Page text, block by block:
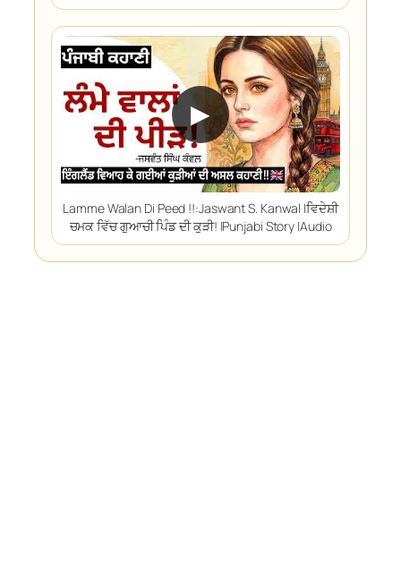
▶
Lamme Walan Di Peed !!:Jaswant S. Kanwal |ਵਿਦੇਸ਼ੀ
ਚਮਕ ਵਿੱਚ ਗੁਆਚੀ ਪਿੰਡ ਦੀ ਕੁੜੀ! |Punjabi Story |Audio